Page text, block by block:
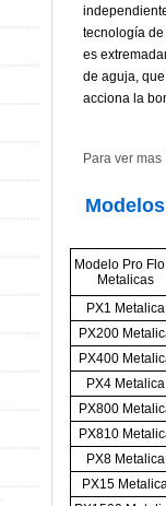
tecnología
es
de aguja,
acciona la
Para ver
Modelo Pro
Metalicas
PX1 Metalica
PX200
PX400
PX4 Metalica
PX800
PX810
PX8 Metalica
PX15